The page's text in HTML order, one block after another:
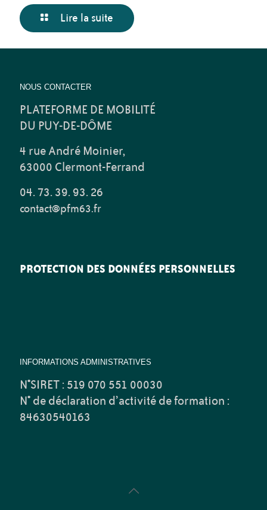
Lire la suite
NOUS CONTACTER
PLATEFORME DE MOBILITÉ
DU PUY-DE-DÔME
4 rue André Moinier,
63000 Clermont-Ferrand
04. 73. 39. 93. 26
contact@pfm63.fr
PROTECTION DES DONNÉES PERSONNELLES
INFORMATIONS ADMINISTRATIVES
N°SIRET : 519 070 551 00030
N° de déclaration d’activité de formation :
84630540163